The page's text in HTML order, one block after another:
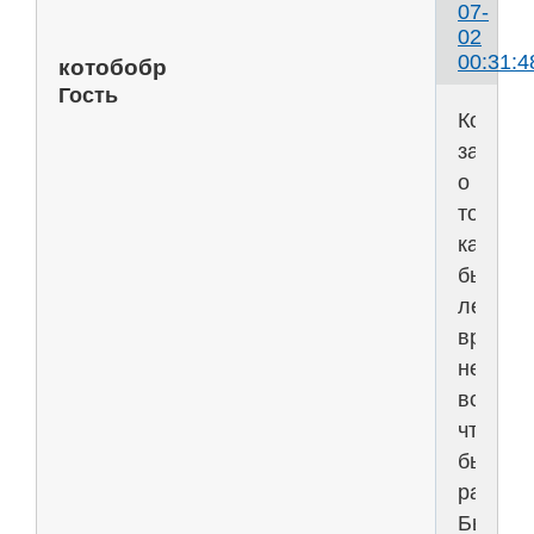
07-
02
котобобр
Гость
Когда
о
том,
как
быстро
летит
время,
что
было
ранее.
Был